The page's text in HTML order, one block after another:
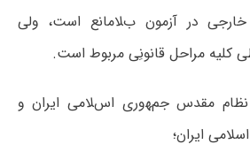
در آزمون بﻼمانع است، ولی
کلیه مراحل قانونِی مربوط است.
نظام مقدس جمﻬوری اسﻼمی ایران و
ایران؛